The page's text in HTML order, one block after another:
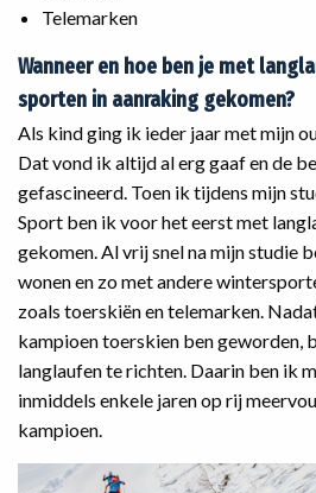
Telemarken
Wanneer en hoe ben je met
sporten in aanraking gekomen?
‌Als kind ging ik ieder jaar met mijn
Dat vond ik altijd al erg gaaf en de
gefascineerd. Toen ik tijdens mijn
Sport ben ik voor het eerst met
gekomen. Al vrij snel na mijn studie
wonen en zo met andere
zoals toerskiën en telemarken.
kampioen toerskien ben geworden,
langlaufen te richten. Daarin ben ik
inmiddels enkele jaren op rij
kampioen.